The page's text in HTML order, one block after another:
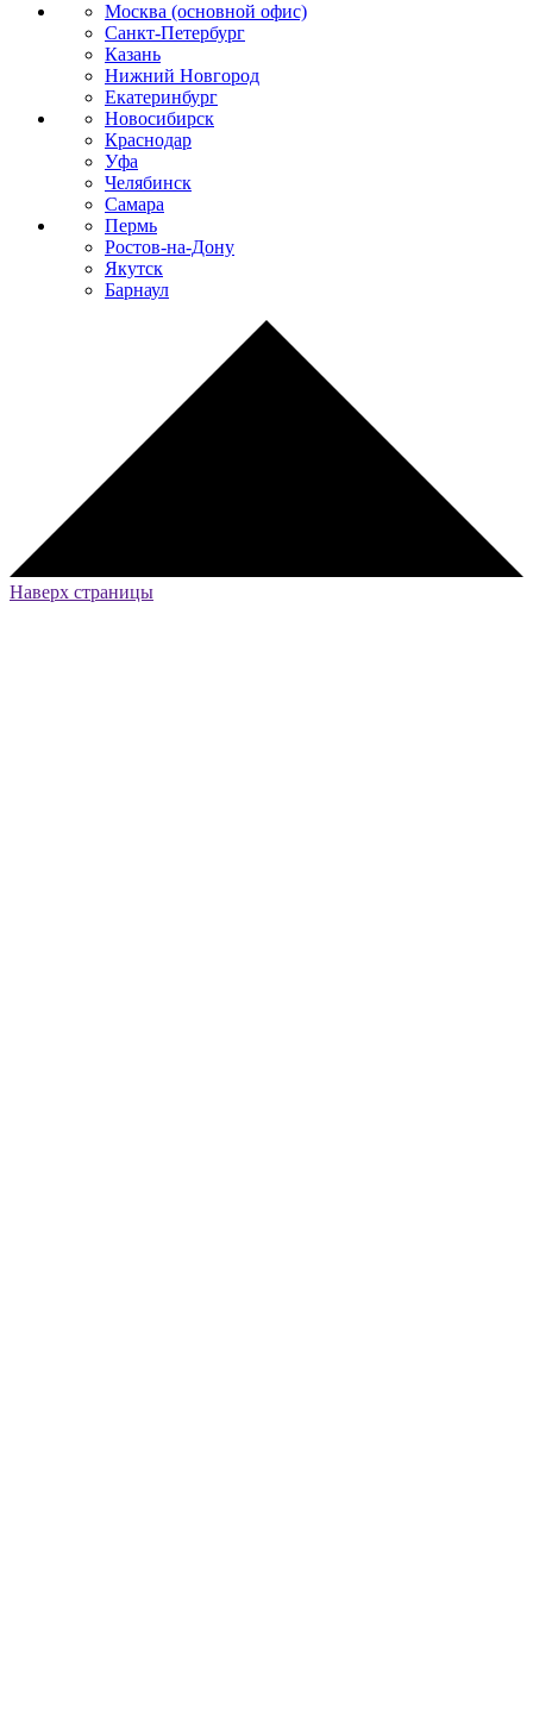
Москва (основной офис)
Санкт-Петербург
Казань
Нижний Новгород
Екатеринбург
Новосибирск
Краснодар
Уфа
Челябинск
Самара
Пермь
Ростов-на-Дону
Якутск
Барнаул
Наверх страницы